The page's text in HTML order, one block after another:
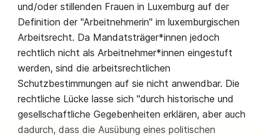
und/oder stillenden Frauen in Luxemburg auf der
Definition der "Arbeitnehmerin" im luxemburgischen
Arbeitsrecht. Da Mandatsträger*innen jedoch
rechtlich nicht als Arbeitnehmer*innen eingestuft
werden, sind die arbeitsrechtlichen
Schutzbestimmungen auf sie nicht anwendbar. Die
rechtliche Lücke lasse sich "durch historische und
gesellschaftliche Gegebenheiten erklären, aber auch
dadurch, dass die Ausübung eines politischen